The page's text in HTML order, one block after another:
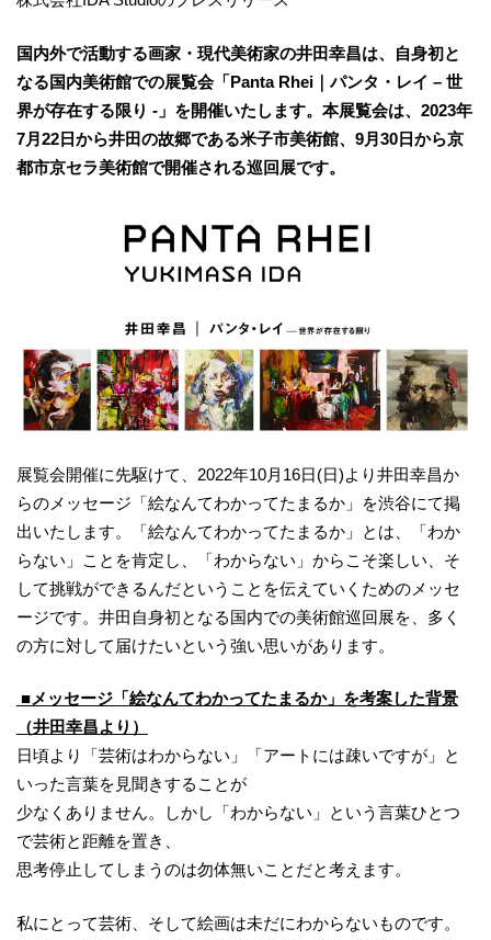
国内外で活動する画家・現代美術家の井田幸昌は、自身初と
なる国内美術館での展覧会「Panta Rhei｜パンタ・レイ – 世
界が存在する限り -」を開催いたします。本展覧会は、2023年
7月22日から井田の故郷である米子市美術館、9月30日から京
都市京セラ美術館で開催される巡回展です。
展覧会開催に先駆けて、2022年10月16日(日)より井田幸昌か
らのメッセージ「絵なんてわかってたまるか」を渋谷にて掲
出いたします。「絵なんてわかってたまるか」とは、「わか
らない」ことを肯定し、「わからない」からこそ楽しい、そ
して挑戦ができるんだということを伝えていくためのメッセ
ージです。井田自身初となる国内での美術館巡回展を、多く
の方に対して届けたいという強い思いがあります。
■メッセージ「絵なんてわかってたまるか」を考案した背景
（井田幸昌より）
日頃より「芸術はわからない」「アートには疎いですが」と
いった言葉を見聞きすることが
少なくありません。しかし「わからない」という言葉ひとつ
で芸術と距離を置き、
思考停止してしまうのは勿体無いことだと考えます。
私にとって芸術、そして絵画は未だにわからないものです。